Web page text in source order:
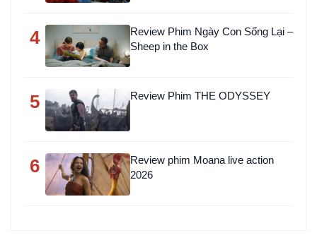
4
Review Phim Ngày Con Sống Lại –
Sheep in the Box
5 Review Phim THE ODYSSEY
6
Review phim Moana live action
2026